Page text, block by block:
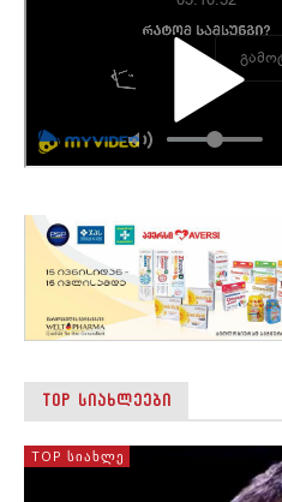
TOP ᲡᲘᲐᲮᲚᲔᲔᲑᲘ
TOP ᲡᲘᲐᲮᲚᲔ